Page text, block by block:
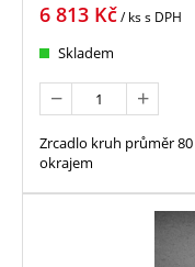
6 813 Kč/ kss DPH
Skladem
Zrcadlo kruh průměr
okrajem